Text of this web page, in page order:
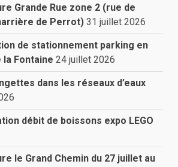
Grande Rue zone 2 (rue de
de Perrot) 31 juillet 2026
de stationnement parking en
Fontaine 24 juillet 2026
dans les réseaux d’eaux
débit de boissons expo LEGO
le Grand Chemin du 27 juillet au